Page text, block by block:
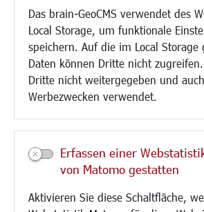
Das brain-GeoCMS verwendet des
Local Storage, um funktionale
speichern. Auf die im Local Storage
Daten können Dritte nicht
Dritte nicht weitergegeben und
Werbezwecken verwendet.
Erfassen einer
von Matomo gestatten
Aktivieren Sie diese Schaltfläche,
Glasfaserausbau
Aktuelle Baustellen
Paddelteich
CINDY S
Kultur/Freizeit/Tourismus
Stadtporträt
Musikschule
Volkshochschule